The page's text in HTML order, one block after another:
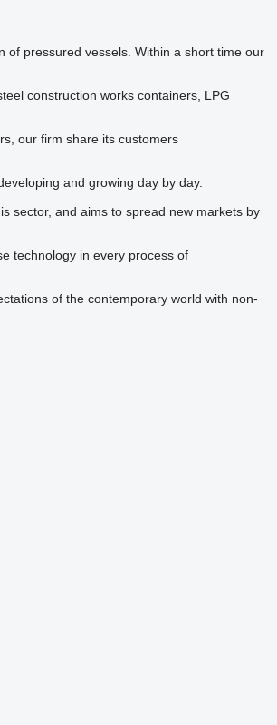
of pressured vessels. Within a short time our
construction works containers, LPG
our firm share its customers
and growing day by day.
sector, and aims to spread new markets by
technology in every process of
of the contemporary world with non-